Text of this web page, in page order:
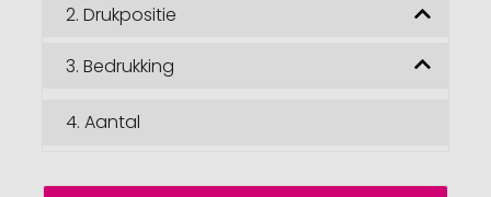
2. Drukpositie
3. Bedrukking
4. Aantal